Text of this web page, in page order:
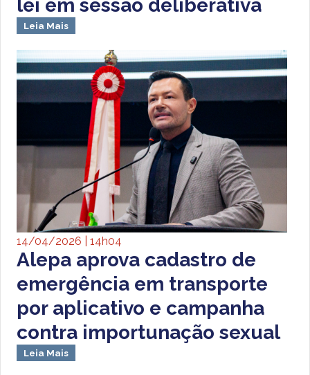
lei em sessão deliberativa
Leia Mais
14/04/2026 | 14h04
Alepa aprova cadastro de
emergência em transporte
por aplicativo e campanha
contra importunação sexual
Leia Mais